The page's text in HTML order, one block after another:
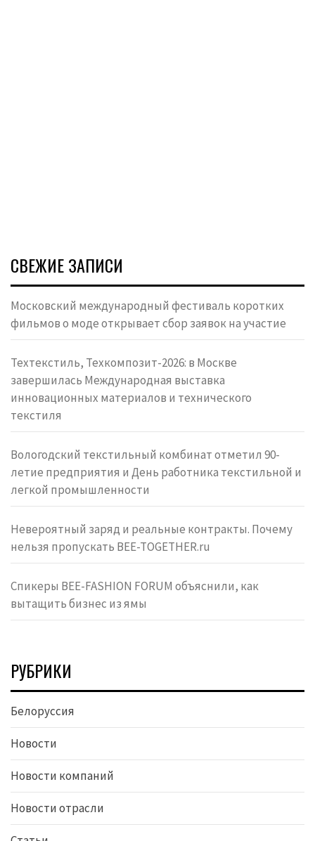
СВЕЖИЕ ЗАПИСИ
Московский международный фестиваль коротких
фильмов о моде открывает сбор заявок на участие
Техтекстиль, Техкомпозит-2026: в Москве
завершилась Международная выставка
инновационных материалов и технического
текстиля
Вологодский текстильный комбинат отметил 90-
летие предприятия и День работника текстильной и
легкой промышленности
Невероятный заряд и реальные контракты. Почему
нельзя пропускать BEE-TOGETHER.ru
Спикеры BEE-FASHION FORUM объяснили, как
вытащить бизнес из ямы
РУБРИКИ
Белоруссия
Новости
Новости компаний
Новости отрасли